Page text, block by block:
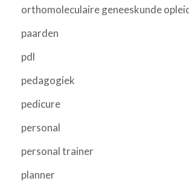
orthomoleculaire geneeskunde
paarden
pdl
pedagogiek
pedicure
personal
personal trainer
planner